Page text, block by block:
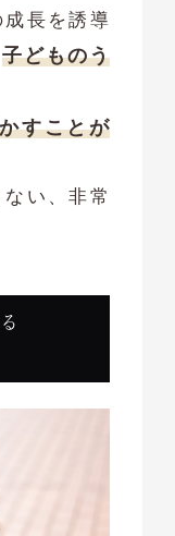
長を誘導
子どものう
すことが
い、非常